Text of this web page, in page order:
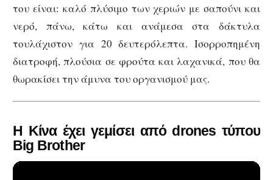
του είναι: καλό πλύσιμο των χεριών με σαπούνι και
νερό, πάνω, κάτω και ανάμεσα στα δάκτυλα
τουλάχιστον για 20 δευτερόλεπτα. Ισορροπημένη
διατροφή, πλούσια σε φρούτα και λαχανικά, που θα
θωρακίσει την άμυνα του οργανισμού μας.
Η Κίνα έχει γεμίσει από drones τύπου
Big Brother